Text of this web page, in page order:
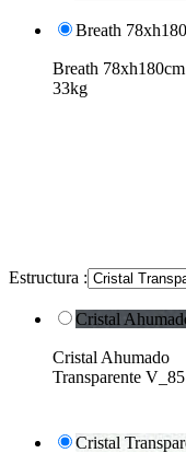
Breath
Breath
33kg
Estructura :
Cristal
Cristal Ahumado
Transparente V_85
Cristal